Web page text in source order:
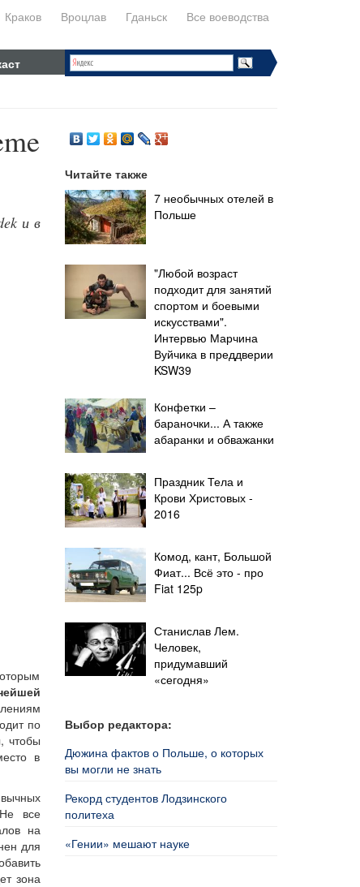
Краков Вроцлав Гданьск Все воеводства
и в
по
чтобы
в
все
на
для
зона
Читайте также
7 необычных отелей в
Польше
"Любой возраст
подходит для занятий
спортом и боевыми
искусствами".
Интервью Марчина
Вуйчика в преддверии
KSW39
Конфетки –
бараночки... А также
абаранки и обважанки
Праздник Тела и
Крови Христовых -
2016
Комод, кант, Большой
Фиат... Всё это - про
Fiat 125p
Станислав Лем.
Человек,
придумавший
«сегодня»
Выбор редактора:
Дюжина фактов о Польше, о которых
вы могли не знать
Рекорд студентов Лодзинского
политеха
«Гении» мешают науке